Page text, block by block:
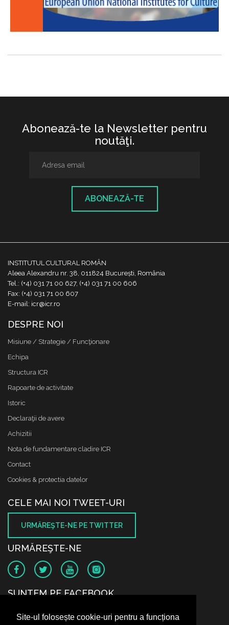
Site-ul folosește cookie-uri pentru a funcționa
Abonează-te la Newsletter pentru
noutăţi.
ABONEAZĂ-TE
INSTITUTUL CULTURAL ROMÂN
Aleea Alexandru nr. 38, 011824 București, România
Tel.: (+4) 031 71 00 627, (+4) 031 71 00 606
Fax: (+4) 031 71 00 607
E-mail: icr@icr.ro
DESPRE NOI
Misiune / Strategie / Funcţionare
Echipa
Structura ICR
Rapoarte de activitate
Istoric
Declaraţii de avere
Achizitii
Nota de fundamentare cladire ICR
Contact
Cookies & protectia datelor
CELE MAI NOI TWEET-URI
URMĂREŞTE-NE PE TWITTER
URMĂREŞTE-NE
SUNTEM PE FACEBOOK